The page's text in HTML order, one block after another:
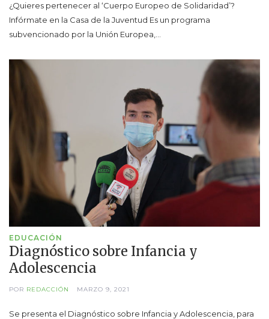
¿Quieres pertenecer al ‘Cuerpo Europeo de Solidaridad’?
Infórmate en la Casa de la Juventud Es un programa
subvencionado por la Unión Europea,…
EDUCACIÓN
Diagnóstico sobre Infancia y
Adolescencia
POR REDACCIÓN MARZO 9, 2021
Se presenta el Diagnóstico sobre Infancia y Adolescencia, para